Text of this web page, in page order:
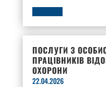
ПОСЛУГИ З
ПРАЦІВНИКІВ
ОХОРОНИ
22.04.2026